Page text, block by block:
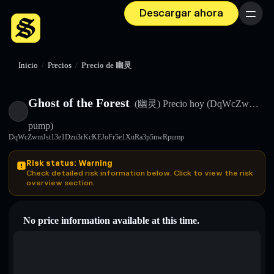
Descargar ahora Menú
Inicio / Precios / Precio de 幽灵
Ghost of the Forest (幽灵)Precio hoy(DqWcZw…
pump)
DqWcZwmJst13e1Dzu3rKcKEJoFr5e1XnRa3p5nwRpump
Risk status: Warning
Check detailed risk information below. Click to view the risk
overview section.
No price information available at this time.